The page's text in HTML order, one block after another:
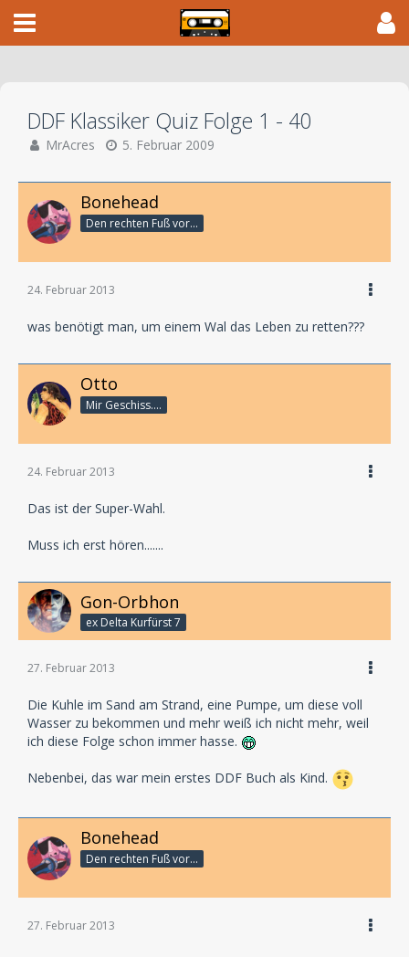
DDF Klassiker Quiz Folge 1 - 40
MrAcres 5. Februar 2009
Bonehead
Den rechten Fuß vor...
24. Februar 2013
was benötigt man, um einem Wal das Leben zu retten???
Otto
Mir Geschiss....
24. Februar 2013
Das ist der Super-Wahl.
Muss ich erst hören.......
Gon-Orbhon
ex Delta Kurfürst 7
27. Februar 2013
Die Kuhle im Sand am Strand, eine Pumpe, um diese voll
Wasser zu bekommen und mehr weiß ich nicht mehr, weil
ich diese Folge schon immer hasse.
Nebenbei, das war mein erstes DDF Buch als Kind.
Bonehead
Den rechten Fuß vor...
27. Februar 2013